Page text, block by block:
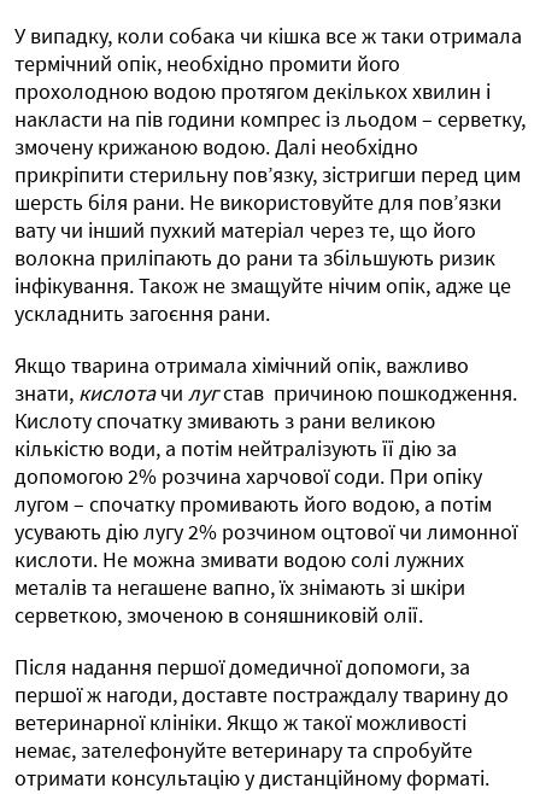
У випадку, коли собака чи кішка все ж таки отримала
термічний опік, необхідно промити його
прохолодною водою протягом декількох хвилин і
накласти на пів години компрес із льодом – серветку,
змочену крижаною водою. Далі необхідно
прикріпити стерильну пов’язку, зістригши перед цим
шерсть біля рани. Не використовуйте для пов’язки
вату чи інший пухкий матеріал через те, що його
волокна приліпають до рани та збільшують ризик
інфікування. Також не змащуйте нічим опік, адже це
ускладнить загоєння рани.
Якщо тварина отримала хімічний опік, важливо
знати, кислотачи лугстав причиною пошкодження.
Кислоту спочатку змивають з рани великою
кількістю води, а потім нейтралізують її дію за
допомогою 2% розчина харчової соди. При опіку
лугом – спочатку промивають його водою, а потім
усувають дію лугу 2% розчином оцтової чи лимонної
кислоти. Не можна змивати водою солі лужних
металів та негашене вапно, їх знімають зі шкіри
серветкою, змоченою в соняшниковій олії.
Після надання першої домедичної допомоги, за
першої ж нагоди, доставте постраждалу тварину до
ветеринарної клініки. Якщо ж такої можливості
немає, зателефонуйте ветеринару та спробуйте
отримати консультацію у дистанційному форматі.